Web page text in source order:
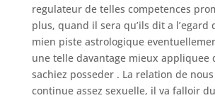
regulateur de telles competences
plus, quand il sera qu’ils dit a l’egard
mien piste astrologique
une telle davantage mieux appliquee
sachiez posseder . La relation de
continue assez sexuelle, il va falloir